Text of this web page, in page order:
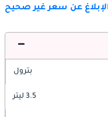
عن سعر غير صحيح
بترول
3.5 ليتر